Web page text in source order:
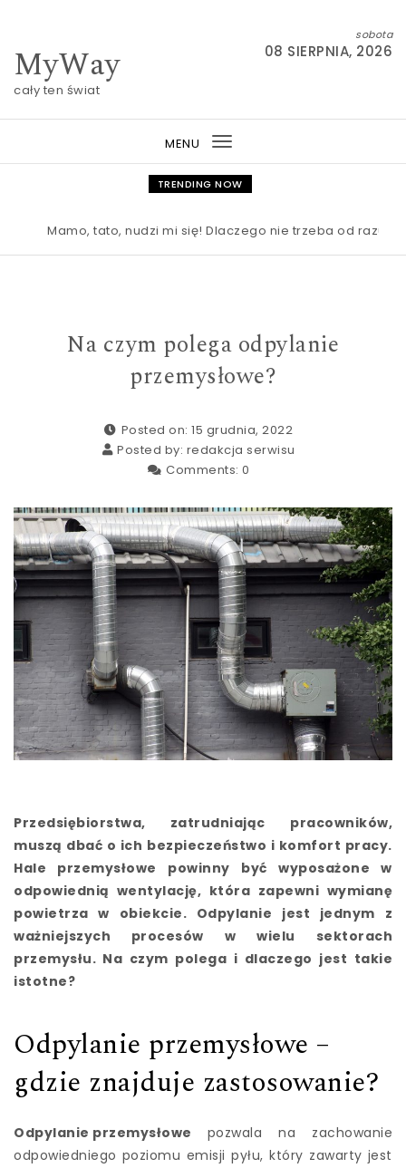
MyWay
cały ten świat
sobota
08 SIERPNIA, 2026
MENU
Toggle
navigation
TRENDING NOW
Mamo, tato, nudzi mi się! Dlaczego nie trzeba od razu
Na czym polega odpylanie
przemysłowe?
Posted on: 15 grudnia, 2022
Posted by: redakcja serwisu
Comments: 0
Przedsiębiorstwa, zatrudniając pracowników,
muszą dbać o ich bezpieczeństwo i komfort pracy.
Hale przemysłowe powinny być wyposażone w
odpowiednią wentylację, która zapewni wymianę
powietrza w obiekcie. Odpylanie jest jednym z
ważniejszych procesów w wielu sektorach
przemysłu. Na czym polega i dlaczego jest takie
istotne?
Odpylanie przemysłowe –
gdzie znajduje zastosowanie?
Odpylanie przemysłowe
pozwala na zachowanie
odpowiedniego poziomu emisji pyłu, który zawarty jest